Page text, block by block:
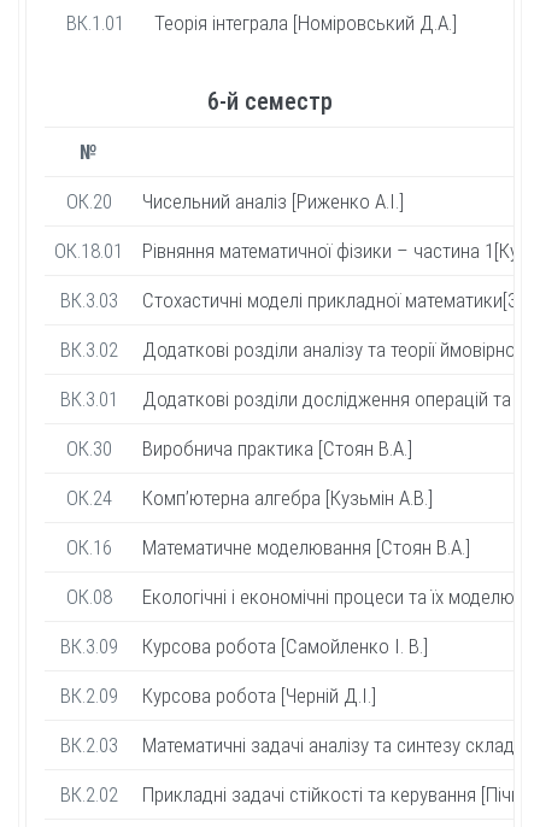
ВК.1.01 Теорія інтеграла [Номіровський Д.А.]
6-й семестр
№
ОК.20 Чисельний аналіз [Риженко А.І.]
ОК.18.01 Рівняння математичної фізики – частина
ВК.3.03 Стохастичні моделі прикладної
ВК.3.02 Додаткові розділи аналізу та теорії
ВК.3.01 Додаткові розділи дослідження операцій та
ОК.30 Виробнича практика [Стоян В.А.]
ОК.24 Комп’ютерна алгебра [Кузьмін А.В.]
ОК.16 Математичне моделювання [Стоян В.А.]
ОК.08 Екологічні і економічні процеси та їх
ВК.3.09 Курсова робота [Самойленко І. В.]
ВК.2.09 Курсова робота [Черній Д.І.]
ВК.2.03 Математичні задачі аналізу та синтезу
ВК.2.02 Прикладні задачі стійкості та керування